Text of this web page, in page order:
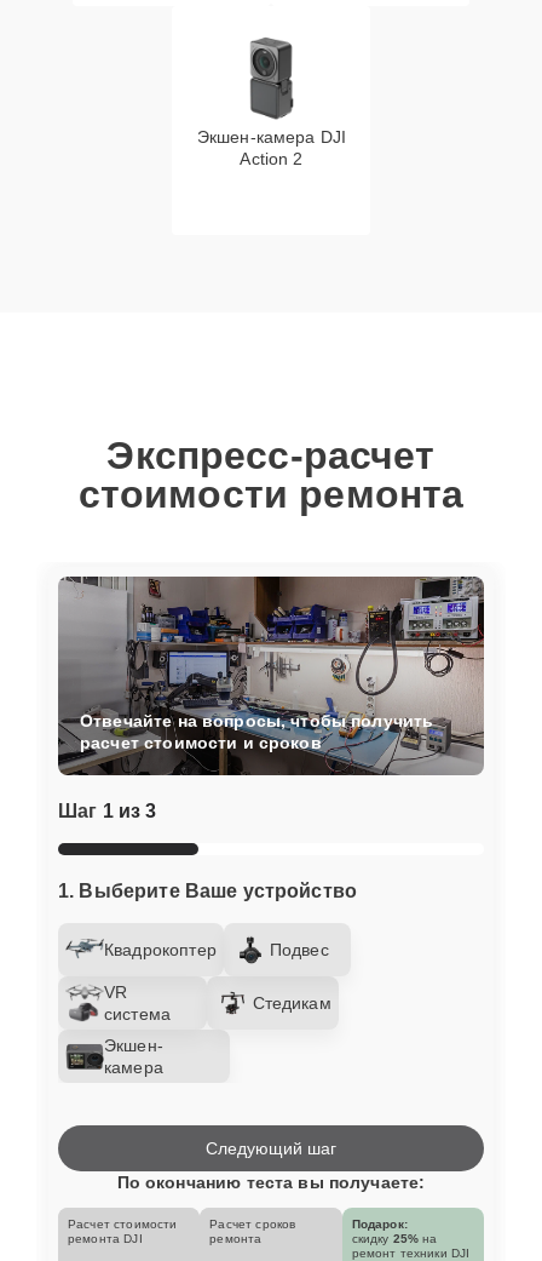
Экшен-камера DJI
Action 2
Экспресс-расчет
стоимости ремонта
Шаг 1 из 3
1. Выберите Ваше устройство
Квадрокоптер Подвес
VR
система
Стедикам
Экшен-
камера
Отвечайте на вопросы, чтобы получить
расчет стоимости и сроков
Следующий шаг
По окончанию теста вы получаете:
Расчет стоимости
ремонта DJI
Расчет сроков
ремонта
Подарок:
скидку 25% на
ремонт техники DJI